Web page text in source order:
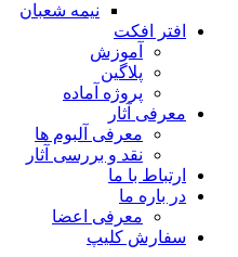
نیمه شعبان
افتر افکت
آموزش
پلاگین
پروژه آماده
معرفی آثار
معرفی آلبوم ها
نقد و بررسی آثار
ارتباط با ما
در باره ما
معرفی اعضا
سفارش کلیپ